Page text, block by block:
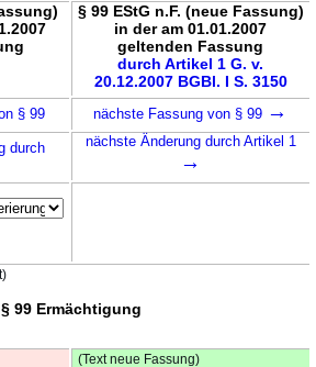
§ 99 EStG n.F. (neue Fassung)
in der am 01.01.2007
geltenden Fassung
durch Artikel 1 G. v.
20.12.2007 BGBl. I S. 3150
§ 99 nächste Fassung von § 99 →
durch
nächste Änderung durch Artikel 1
→
§ 99 Ermächtigung
(Text neue Fassung)